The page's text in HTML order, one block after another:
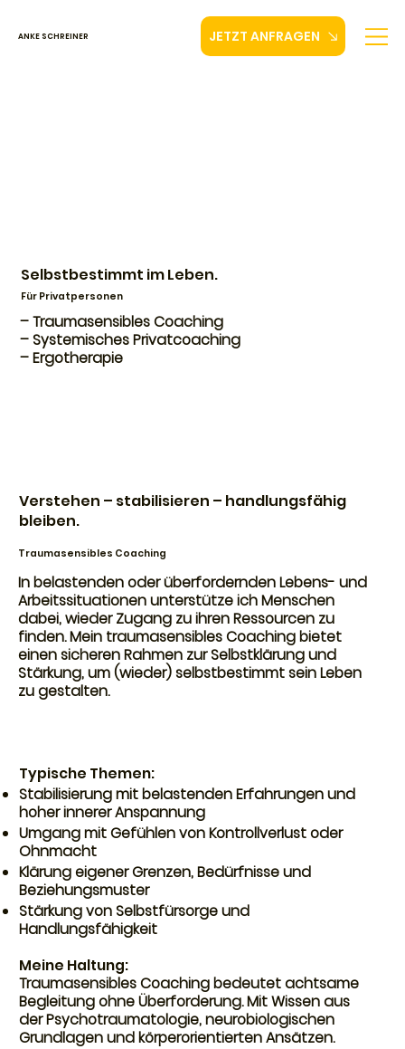
ANKE SCHREINER JETZT ANFRAGEN
Selbstbestimmt im Leben.
Für Privatpersonen
– Traumasensibles Coaching
– Systemisches Privatcoaching
– Ergotherapie
Verstehen – stabilisieren – handlungsfähig
bleiben.
Traumasensibles Coaching
In belastenden oder überfordernden Lebens- und
Arbeitssituationen unterstütze ich Menschen
dabei, wieder Zugang zu ihren Ressourcen zu
finden. Mein traumasensibles Coaching bietet
einen sicheren Rahmen zur Selbstklärung und
Stärkung, um (wieder) selbstbestimmt sein Leben
zu gestalten.
Typische Themen:
Stabilisierung mit belastenden Erfahrungen und
hoher innerer Anspannung
Umgang mit Gefühlen von Kontrollverlust oder
Ohnmacht
Klärung eigener Grenzen, Bedürfnisse und
Beziehungsmuster
Stärkung von Selbstfürsorge und
Handlungsfähigkeit
Meine Haltung:
Traumasensibles Coaching bedeutet achtsame
Begleitung ohne Überforderung. Mit Wissen aus
der Psychotraumatologie, neurobiologischen
Grundlagen und körperorientierten Ansätzen.